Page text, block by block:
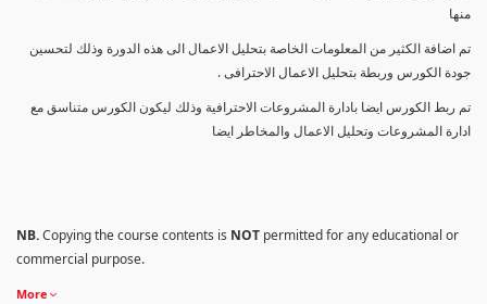
منها
تم اضافة الكثير من المعلومات الخاصة بتحليل الاعمال الى هذه الدورة وذلك لتحسين
جودة الكورس وربطة بتحليل الاعمال الاحترافى .
تم ربط الكورس ايضا بادارة المشروعات الاحترافية وذلك ليكون الكورس متناسق مع
ادارة المشروعات وتحليل الاعمال والمخاطر ايضا
NB.Copying the course contents is NOT permitted for any educational or
commercial purpose.
More